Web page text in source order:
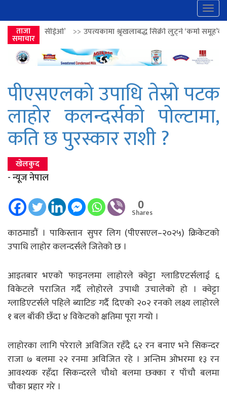
ताजा
समाचार
उपत्यकामा श्रृंखलाबद्ध सिक्री लुट्ने ‘कर्मा समूह’का नाइकेसहित पाँच पक्राउ
पीएसएलको उपाधि तेस्रो पटक
लाहोर कलन्दर्सको पोल्टामा,
कति छ पुरस्कार राशी ?
खेलकुद
- न्यूज नेपाल
0
Shares
काठमाडौं । पाकिस्तान सुपर लिग (पीएसएल–२०२५) क्रिकेटको
उपाधि लाहोर कलन्दर्सले जितेको छ ।
आइतबार भएको फाइनलमा लाहोरले क्वेट्टा ग्लाडिएटर्सलाई ६
विकेटले पराजित गर्दै लोहोरले उपाधी उचालेको हो । क्वेट्टा
ग्लाडिएटर्सले पहिले ब्याटिङ गर्दै दिएको २०२ रनको लक्ष्य लाहोरले
१ बल बाँकी छँदा ४ विकेटको क्षतिमा पूरा गर्‍यो ।
लाहोरका लागि परेराले अविजित रहँदै ६२ रन बनाए भने सिकन्दर
राजा ७ बलमा २२ रनमा अविजित रहे । अन्तिम ओभरमा १३ रन
आवश्यक रहँदा सिकन्दरले चौथो बलमा छक्का र पाँचौ बलमा
चौका प्रहार गरे ।